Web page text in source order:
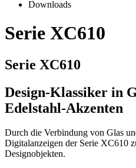
Downloads
Serie XC610
Serie XC610
Design-Klassiker in
Edelstahl-Akzenten
Durch die Verbindung von Glas
Digitalanzeigen der Serie XC610
Designobjekten.